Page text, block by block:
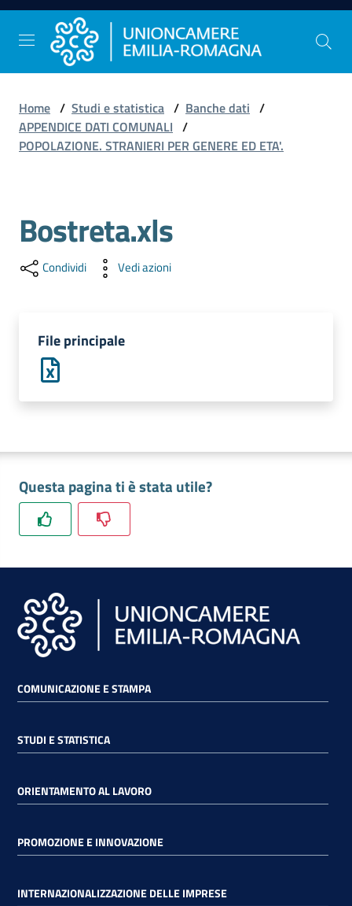
Vai al contenuto
Vai alla navigazione
Vai al footer
Comunicazione
e
Studi
e
Statistica
lavoro
Internazionalizzazione
Imprese
Chi
siamo
RSS
su
Home / Studi e statistica / Banche dati /
APPENDICE DATI COMUNALI /
POPOLAZIONE. STRANIERI PER GENERE ED ETA'.
Bostreta.xls
Condividi Vedi azioni
File principale
Questa pagina ti è stata utile?
COMUNICAZIONE E STAMPA
STUDI E STATISTICA
ORIENTAMENTO AL LAVORO
PROMOZIONE E INNOVAZIONE
INTERNAZIONALIZZAZIONE DELLE IMPRESE